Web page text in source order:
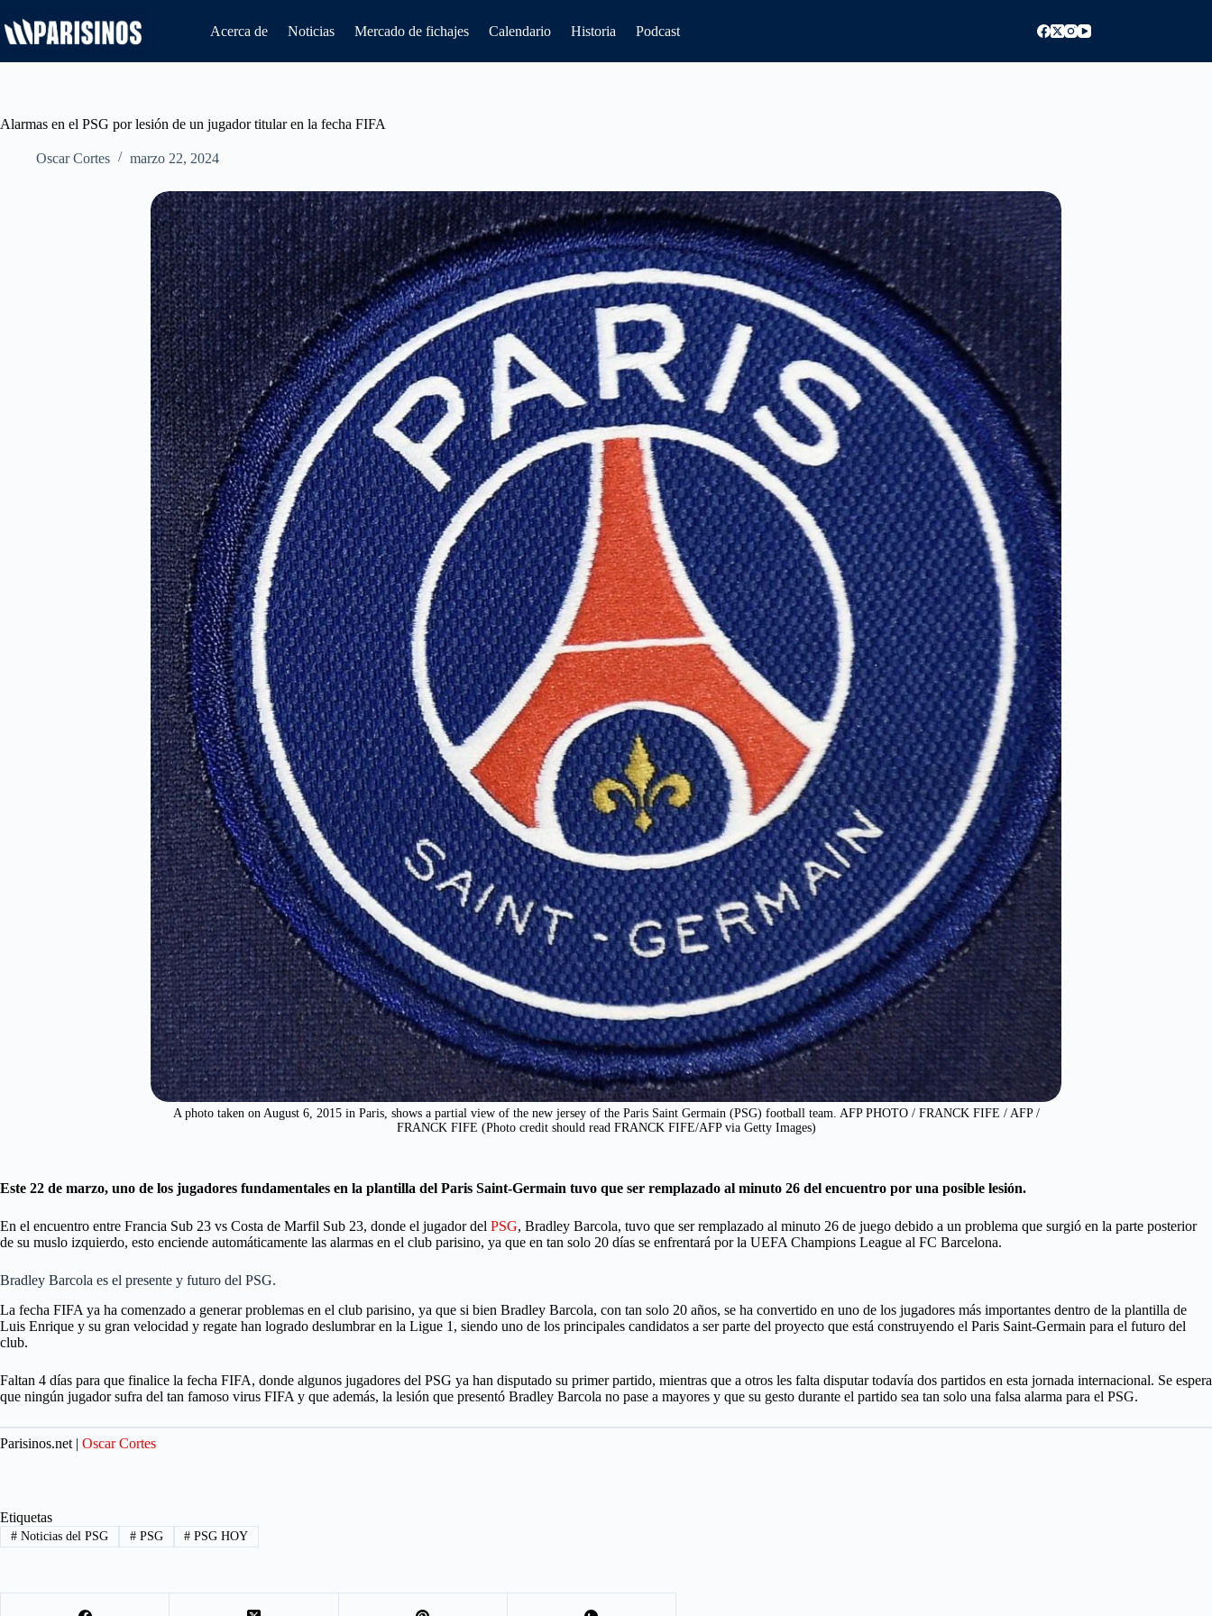
al
contenido
Acerca de Noticias Mercado de fichajes Calendario Historia Podcast
Alarmas en el PSG por lesión de un jugador titular en la fecha FIFA
Oscar Cortes marzo 22, 2024
A photo taken on August 6, 2015 in Paris, shows a partial view of the new jersey of the Paris Saint Germain (PSG) football team. AFP PHOTO / FRANCK FIFE / AFP /
FRANCK FIFE (Photo credit should read FRANCK FIFE/AFP via Getty Images)
Este 22 de marzo, uno de los jugadores fundamentales en la plantilla del Paris Saint-Germain tuvo que ser remplazado al minuto 26 del encuentro por una posible lesión.
En el encuentro entre Francia Sub 23 vs Costa de Marfil Sub 23, donde el jugador del PSG, Bradley Barcola, tuvo que ser remplazado al minuto 26 de juego debido a un problema que surgió en la parte posterior
de su muslo izquierdo, esto enciende automáticamente las alarmas en el club parisino, ya que en tan solo 20 días se enfrentará por la UEFA Champions League al FC Barcelona.
Bradley Barcola es el presente y futuro del PSG.
La fecha FIFA ya ha comenzado a generar problemas en el club parisino, ya que si bien Bradley Barcola, con tan solo 20 años, se ha convertido en uno de los jugadores más importantes dentro de la plantilla de
Luis Enrique y su gran velocidad y regate han logrado deslumbrar en la Ligue 1, siendo uno de los principales candidatos a ser parte del proyecto que está construyendo el Paris Saint-Germain para el futuro del
club.
Faltan 4 días para que finalice la fecha FIFA, donde algunos jugadores del PSG ya han disputado su primer partido, mientras que a otros les falta disputar todavía dos partidos en esta jornada internacional. Se espera
que ningún jugador sufra del tan famoso virus FIFA y que además, la lesión que presentó Bradley Barcola no pase a mayores y que su gesto durante el partido sea tan solo una falsa alarma para el PSG.
Parisinos.net | Oscar Cortes
Etiquetas
#Noticias del PSG #PSG # PSG HOY